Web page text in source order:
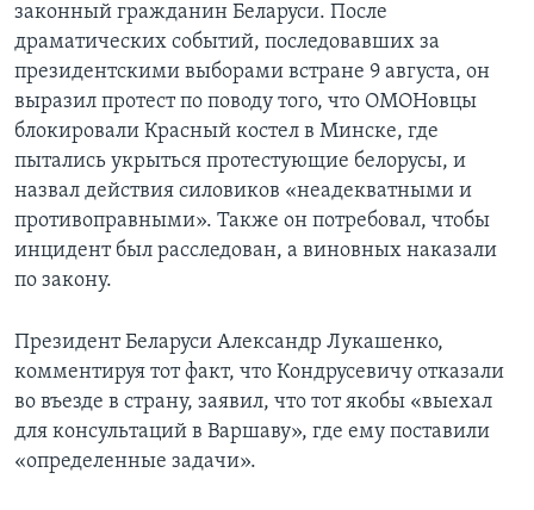
законный гражданин Беларуси. После
драматических событий, последовавших за
президентскими выборами встране 9 августа, он
выразил протест по поводу того, что ОМОНовцы
блокировали Красный костел в Минске, где
пытались укрыться протестующие белорусы, и
назвал действия силовиков «неадекватными и
противоправными». Также он потребовал, чтобы
инцидент был расследован, а виновных наказали
по закону.
Президент Беларуси Александр Лукашенко,
комментируя тот факт, что Кондрусевичу отказали
во въезде в страну, заявил, что тот якобы «выехал
для консультаций в Варшаву», где ему поставили
«определенные задачи».